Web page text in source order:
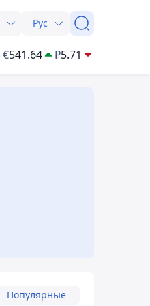
Рус
€541.64 ₽5.71
Популярные